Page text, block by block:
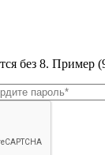
без 8. Пример